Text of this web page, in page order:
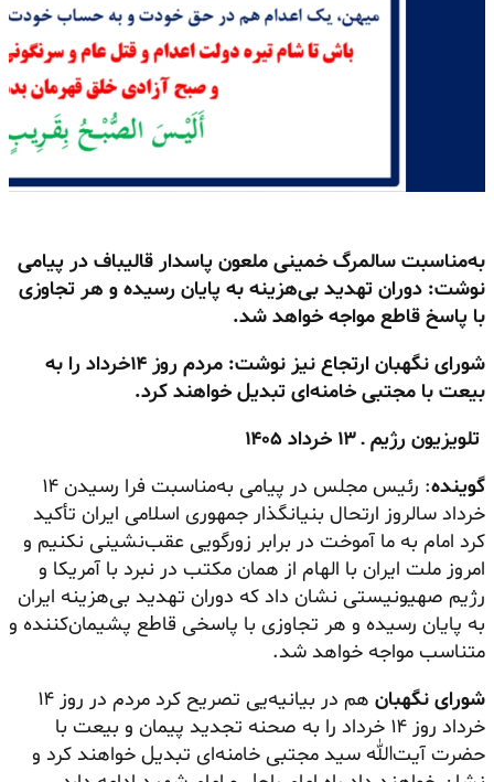
به‌مناسبت سالمرگ خمینی ملعون پاسدار قالیباف در پیامی
نوشت: دوران تهدید بی‌هزینه به پایان رسیده و هر تجاوزی
با پاسخ قاطع مواجه خواهد شد.
شورای نگهبان ارتجاع نیز نوشت: مردم روز ۱۴خرداد را به
بیعت با مجتبی خامنه‌ای تبدیل خواهند کرد.
تلویزیون رژیم ـ ۱۳ خرداد ۱۴۰۵
گوینده
: رئیس مجلس در پیامی به‌مناسبت فرا رسیدن ۱۴
خرداد سالروز ارتحال بنیانگذار جمهوری اسلامی ایران تأکید
کرد امام به ما آموخت در برابر زورگویی عقب‌نشینی نکنیم و
امروز ملت ایران با الهام از همان مکتب در نبرد با آمریکا و
رژیم صهیونیستی نشان داد که دوران تهدید بی‌هزینه ایران
به پایان رسیده و هر تجاوزی با پاسخی قاطع پشیمان‌کننده و
متناسب مواجه خواهد شد.
شورای نگهبان
هم در بیانیه‌یی تصریح کرد مردم در روز ۱۴
خرداد روز ۱۴ خرداد را به صحنه تجدید پیمان و بیعت با
حضرت آیت‌الله سید مجتبی خامنه‌ای تبدیل خواهند کرد و